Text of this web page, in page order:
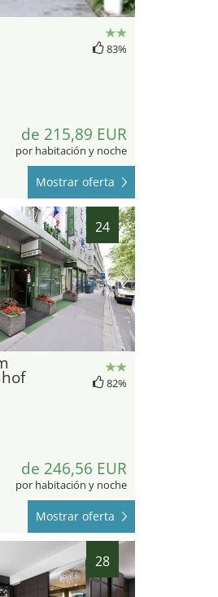
83%
de 215,89 EUR
por habitación y noche
Mostrar oferta
24
82%
de 246,56 EUR
por habitación y noche
Mostrar oferta
28